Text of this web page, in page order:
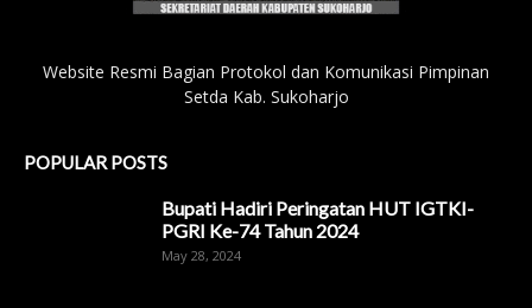
Website Resmi Bagian Protokol dan Komunikasi Pimpinan
Setda Kab. Sukoharjo
POPULAR POSTS
Bupati Hadiri Peringatan HUT IGTKI-
PGRI Ke-74 Tahun 2024
May 28, 2024